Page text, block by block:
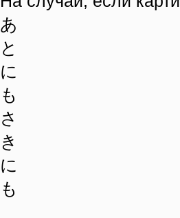
あ
と
に
も
さ
き
に
も